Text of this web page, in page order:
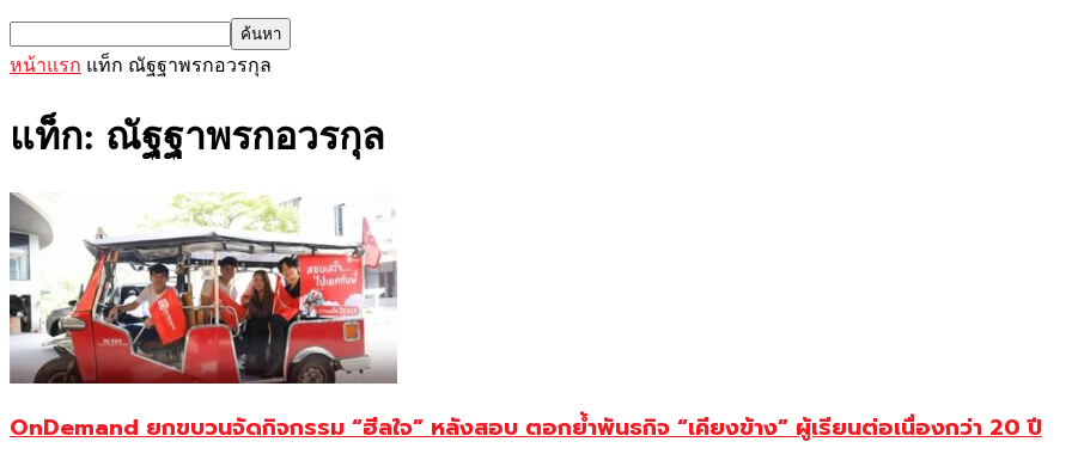
หน้าแรก แท็ก ณัฐฐาพรกอวรกุล
แท็ก: ณัฐฐาพรกอวรกุล
OnDemand ยกขบวนจัดกิจกรรม “ฮีลใจ” หลังสอบ ตอกย้ำพันธกิจ “เคียงข้าง” ผู้เรียนต่อเนื่องกว่า 20 ปี